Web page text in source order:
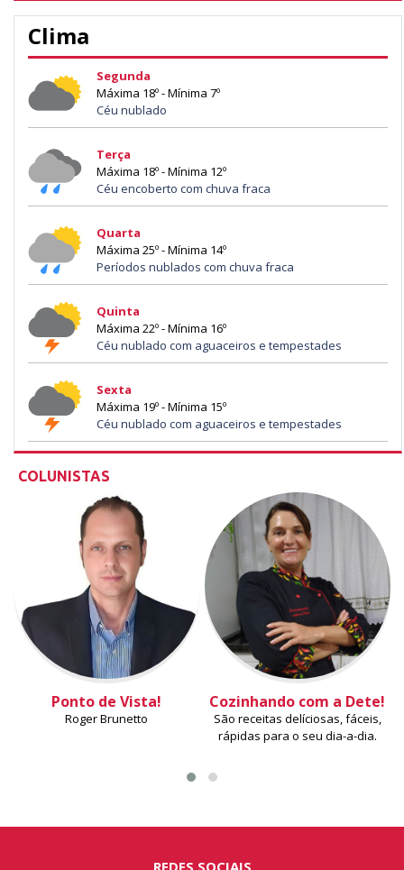
Clima
Segunda
Máxima 18º - Mínima 7º
Céu nublado
Terça
Máxima 18º - Mínima 12º
Céu encoberto com chuva fraca
Quarta
Máxima 25º - Mínima 14º
Períodos nublados com chuva fraca
Quinta
Máxima 22º - Mínima 16º
Céu nublado com aguaceiros e tempestades
Sexta
Máxima 19º - Mínima 15º
Céu nublado com aguaceiros e tempestades
COLUNISTAS
Ponto de Vista!
Roger Brunetto
Cozinhando com a Dete!
São receitas delíciosas, fáceis,
rápidas para o seu dia-a-dia.
REDES SOCIAIS